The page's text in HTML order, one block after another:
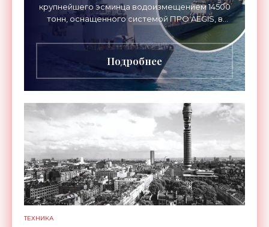
крупнейшего эсминца водоизмещением 14500
тонн, оснащенного системой ПРО AEGIS, в
ответ на изменяющуюся ситуацию в Восточной
Азии — в частности, на
Подробнее
ТЕХНИКА